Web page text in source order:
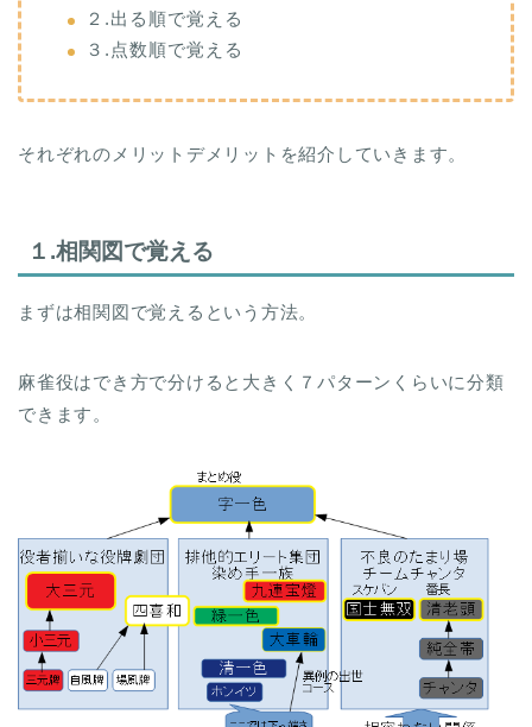
２.出る順で覚える
３.点数順で覚える
それぞれのメリットデメリットを紹介していきます。
１.相関図で覚える
まずは相関図で覚えるという方法。
麻雀役はでき方で分けると大きく７パターンくらいに分類
できます。